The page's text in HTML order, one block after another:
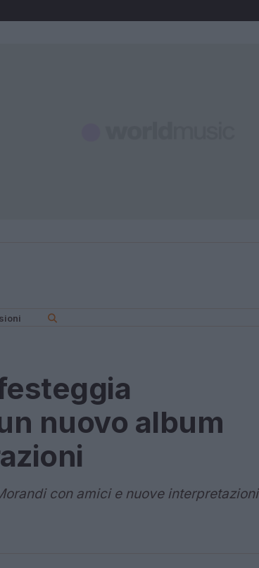
nuovo album
con amici e nuove interpretazioni